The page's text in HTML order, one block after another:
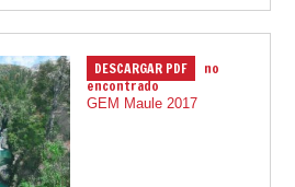
29.01.2019
DESCARGAR PDF
no
encontrado
GEM Maule 2017